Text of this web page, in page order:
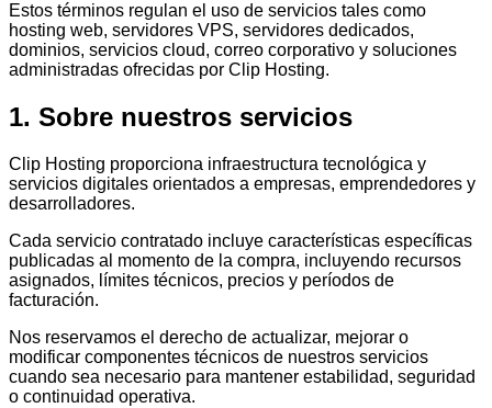
Estos términos regulan el uso de servicios tales como
hosting web, servidores VPS, servidores dedicados,
dominios, servicios cloud, correo corporativo y soluciones
administradas ofrecidas por Clip Hosting.
1. Sobre nuestros servicios
Clip Hosting proporciona infraestructura tecnológica y
servicios digitales orientados a empresas, emprendedores y
desarrolladores.
Cada servicio contratado incluye características específicas
publicadas al momento de la compra, incluyendo recursos
asignados, límites técnicos, precios y períodos de
facturación.
Nos reservamos el derecho de actualizar, mejorar o
modificar componentes técnicos de nuestros servicios
cuando sea necesario para mantener estabilidad, seguridad
o continuidad operativa.